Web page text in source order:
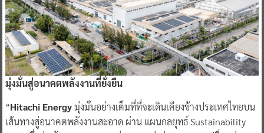
มุ่งมั่นสู่อนาคตพลังงานที่ยั่งยืน
“Hitachi Energyมุ่งมั่นอย่างเต็มที่ที่จะเดินเคียงข้างประเทศไทยบน
เส้นทางสู่อนาคตพลังงานสะอาด ผ่าน แผนกลยุทธ์ Sustainability